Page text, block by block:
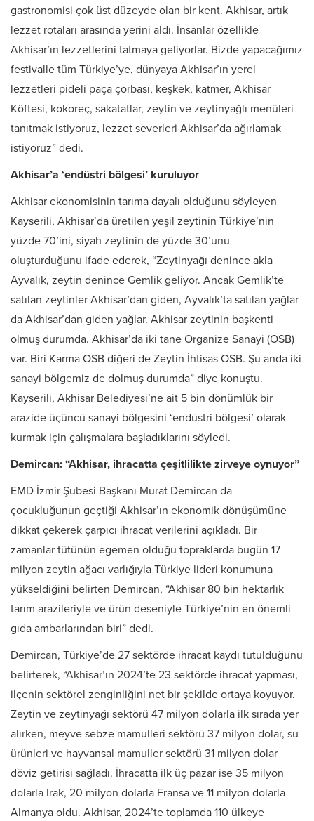
gastronomisi çok üst düzeyde olan bir kent. Akhisar, artık
lezzet rotaları arasında yerini aldı. İnsanlar özellikle
Akhisar’ın lezzetlerini tatmaya geliyorlar. Bizde yapacağımız
festivalle tüm Türkiye’ye, dünyaya Akhisar’ın yerel
lezzetleri pideli paça çorbası, keşkek, katmer, Akhisar
Köftesi, kokoreç, sakatatlar, zeytin ve zeytinyağlı menüleri
tanıtmak istiyoruz, lezzet severleri Akhisar’da ağırlamak
istiyoruz” dedi.
Akhisar’a ‘endüstri bölgesi’ kuruluyor
Akhisar ekonomisinin tarıma dayalı olduğunu söyleyen
Kayserili, Akhisar’da üretilen yeşil zeytinin Türkiye’nin
yüzde 70’ini, siyah zeytinin de yüzde 30’unu
oluşturduğunu ifade ederek, “Zeytinyağı denince akla
Ayvalık, zeytin denince Gemlik geliyor. Ancak Gemlik’te
satılan zeytinler Akhisar’dan giden, Ayvalık’ta satılan yağlar
da Akhisar’dan giden yağlar. Akhisar zeytinin başkenti
olmuş durumda. Akhisar’da iki tane Organize Sanayi (OSB)
var. Biri Karma OSB diğeri de Zeytin İhtisas OSB. Şu anda iki
sanayi bölgemiz de dolmuş durumda” diye konuştu.
Kayserili, Akhisar Belediyesi’ne ait 5 bin dönümlük bir
arazide üçüncü sanayi bölgesini ‘endüstri bölgesi’ olarak
kurmak için çalışmalara başladıklarını söyledi.
Demircan: “Akhisar, ihracatta çeşitlilikte zirveye oynuyor”
EMD İzmir Şubesi Başkanı Murat Demircan da
çocukluğunun geçtiği Akhisar’ın ekonomik dönüşümüne
dikkat çekerek çarpıcı ihracat verilerini açıkladı. Bir
zamanlar tütünün egemen olduğu topraklarda bugün 17
milyon zeytin ağacı varlığıyla Türkiye lideri konumuna
yükseldiğini belirten Demircan, “Akhisar 80 bin hektarlık
tarım arazileriyle ve ürün deseniyle Türkiye’nin en önemli
gıda ambarlarından biri” dedi.
Demircan, Türkiye’de 27 sektörde ihracat kaydı tutulduğunu
belirterek, “Akhisar’ın 2024’te 23 sektörde ihracat yapması,
ilçenin sektörel zenginliğini net bir şekilde ortaya koyuyor.
Zeytin ve zeytinyağı sektörü 47 milyon dolarla ilk sırada yer
alırken, meyve sebze mamulleri sektörü 37 milyon dolar, su
ürünleri ve hayvansal mamuller sektörü 31 milyon dolar
döviz getirisi sağladı. İhracatta ilk üç pazar ise 35 milyon
dolarla Irak, 20 milyon dolarla Fransa ve 11 milyon dolarla
Almanya oldu. Akhisar, 2024’te toplamda 110 ülkeye